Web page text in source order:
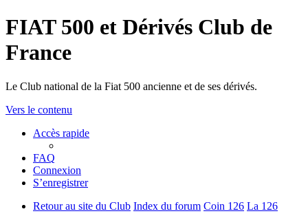
FIAT 500 et Dérivés Club de
France
Le Club national de la Fiat 500 ancienne et de ses dérivés.
Vers le contenu
Accès rapide
FAQ
Connexion
S’enregistrer
Retour au site du Club Index du forum Coin 126 La 126